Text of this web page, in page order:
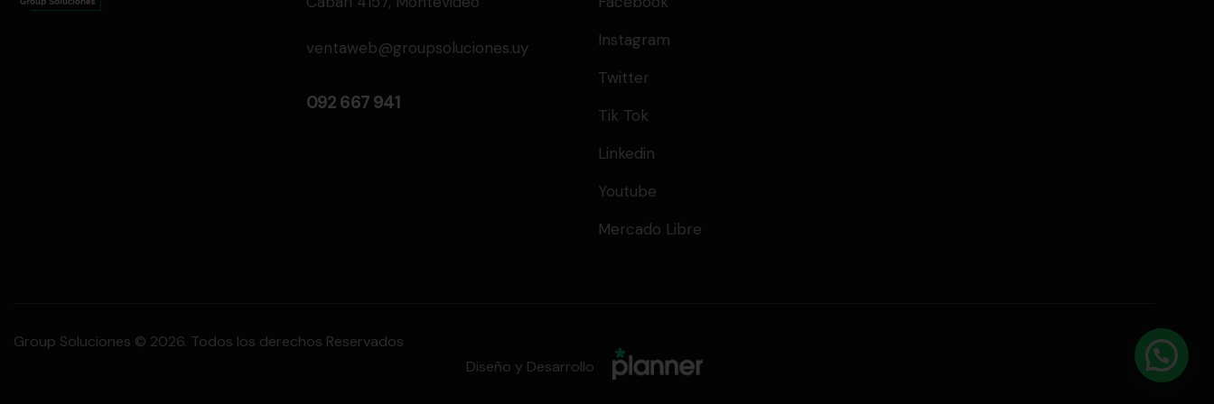
ventaweb@groupsoluciones.uy
092 667 941
Instagram
Twitter
Tik Tok
Linkedin
Youtube
Mercado Libre
Group Soluciones © 2026. Todos los derechos Reservados
Diseño y Desarrollo